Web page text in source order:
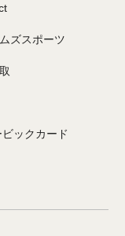
ズスポーツ
ックカード